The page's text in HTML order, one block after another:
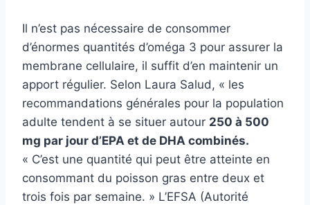
Il n’est pas nécessaire de consommer
d’énormes quantités d’oméga 3 pour assurer la
membrane cellulaire, il suffit d’en maintenir un
apport régulier. Selon Laura Salud, « les
recommandations générales pour la population
adulte tendent à se situer autour 250 à 500
mg par jour d’EPA et de DHA combinés.
« C’est une quantité qui peut être atteinte en
consommant du poisson gras entre deux et
trois fois par semaine. » L’EFSA (Autorité